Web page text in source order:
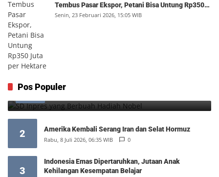
Tembus Pasar Ekspor, Petani Bisa Untung Rp350
Juta per Hektare
Senin, 23 Februari 2026, 15:05 WIB
Pos Populer
1 SD Inpres yang Berbuah Hadiah Nobel
2 Amerika Kembali Serang Iran dan Selat Hormuz
Rabu, 8 Juli 2026, 06:35 WIB 0
3
Indonesia Emas Dipertaruhkan, Jutaan Anak
Kehilangan Kesempatan Belajar